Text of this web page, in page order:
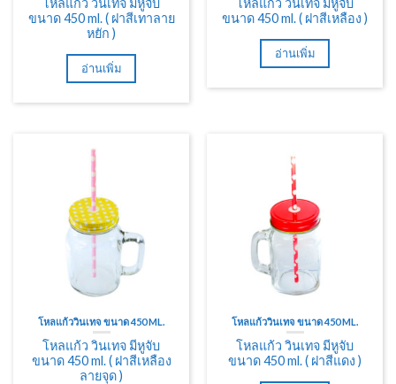
โหลแก้ว วินเทจ มีหูจับ
ขนาด 450 ml. ( ฝาสีเทาลาย
หยัก )
อ่านเพิ่ม
โหลแก้ว วินเทจ มีหูจับ
ขนาด 450 ml. ( ฝาสีเหลือง )
อ่านเพิ่ม
โหลแก้ววินเทจ ขนาด 450 ML.
โหลแก้ว วินเทจ มีหูจับ
ขนาด 450 ml. ( ฝาสีเหลือง
ลายจุด )
โหลแก้ววินเทจ ขนาด 450 ML.
โหลแก้ว วินเทจ มีหูจับ
ขนาด 450 ml. ( ฝาสีแดง )